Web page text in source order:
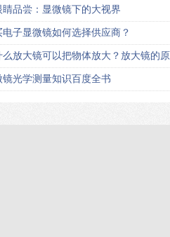
睛品尝：显微镜下的大视界
电子显微镜如何选择供应商？
么放大镜可以把物体放大？放大镜的
镜光学测量知识百度全书